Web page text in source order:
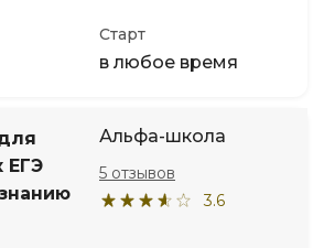
Старт
в любое время
ЕГЭ
Альфа-школа
3.6
5 отзывов